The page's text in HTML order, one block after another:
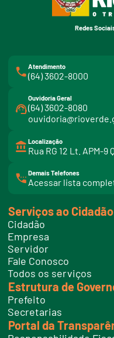
Redes
Atendimento
(64) 3602-8000
Ouvidoria Geral
(64) 3602-8080
Localização
Rua RG 12 Lt. APM-9
Demais Telefones
Acessar lista
i
t
e
l
f
o
e
s
Serviços ao Cidadão
Cidadão
Empresa
Servidor
Fale Conosco
Todos os serviços
Estrutura de
Prefeito
Secretarias
Portal da